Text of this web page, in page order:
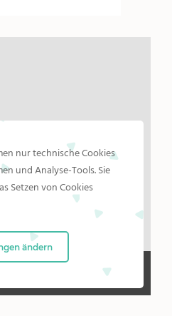
nur technische Cookies
und Analyse-Tools. Sie
Setzen von Cookies
ändern